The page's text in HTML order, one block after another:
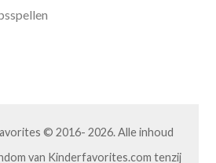
© 2016- 2026. Alle inhoud
van Kinderfavorites.com tenzij